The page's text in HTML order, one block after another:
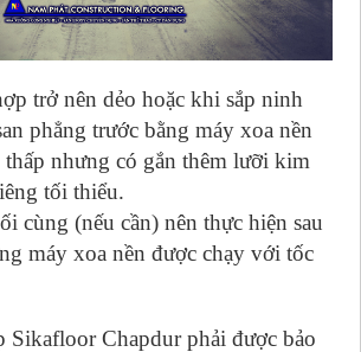
trở nên dẻo hoặc khi sắp ninh
phẳng trước bằng máy xoa nền
nhưng có gắn thêm lưỡi kim
tối thiểu.
cùng (nếu cần) nên thực hiện sau
máy xoa nền được chạy với tốc
Sikafloor Chapdur phải được bảo